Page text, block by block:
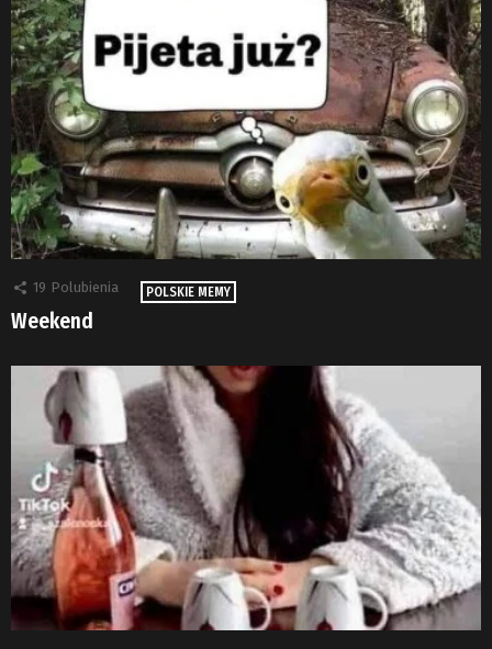
19 Polubienia POLSKIE MEMY
Weekend